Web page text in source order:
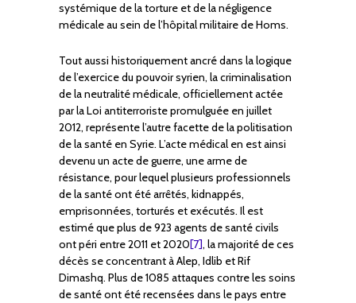
systémique de la torture et de la négligence
médicale au sein de l’hôpital militaire de Homs.
Tout aussi historiquement ancré dans la logique
de l’exercice du pouvoir syrien, la criminalisation
de la neutralité médicale, officiellement actée
par la Loi antiterroriste promulguée en juillet
2012, représente l’autre facette de la politisation
de la santé en Syrie. L’acte médical en est ainsi
devenu un acte de guerre, une arme de
résistance, pour lequel plusieurs professionnels
de la santé ont été arrêtés, kidnappés,
emprisonnées, torturés et exécutés. Il est
estimé que plus de 923 agents de santé civils
ont péri entre 2011 et 2020[7], la majorité de ces
décès se concentrant à Alep, Idlib et Rif
Dimashq. Plus de 1085 attaques contre les soins
de santé ont été recensées dans le pays entre